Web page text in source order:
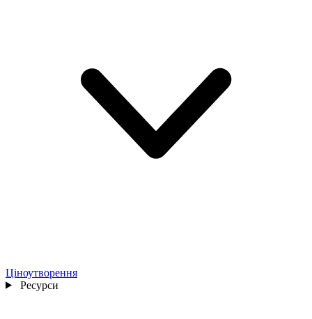
Ціноутворення
Ресурси